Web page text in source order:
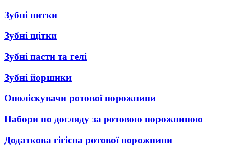
Зубні нитки
Зубні щітки
Зубні пасти та гелі
Зубні йоршики
Ополіскувачи ротової порожнини
Набори по догляду за ротовою порожниною
Додаткова гігієна ротової порожнини